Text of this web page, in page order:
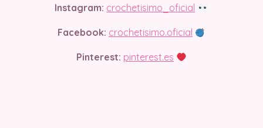
Instagram: crochetisimo_oficial
Facebook: crochetisimo.oficial
Pinterest: pinterest.es